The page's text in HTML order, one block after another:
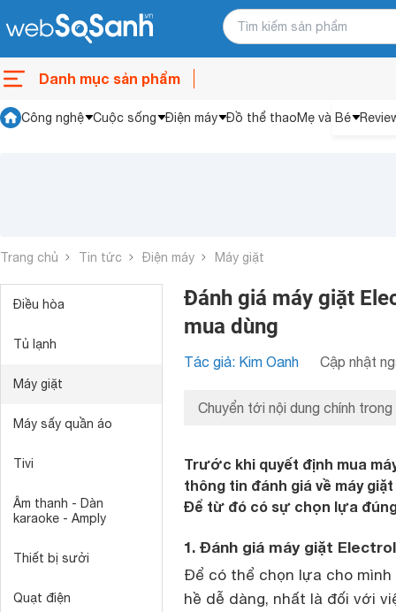
Danh mục sản phẩm
Công nghệ Cuộc sống Điện máy Đồ thể thaoMẹ và Bé
Trang chủ Tin tức Điện máy Máy giặt
Điều hòa
Tủ lạnh
Máy giặt
Máy sấy quần áo
Tivi
Âm thanh - Dàn
karaoke - Amply
Thiết bị sưởi
Quạt điện
Đánh giá máy giặt
mua dùng
Tác giả: Kim Oanh Cập nhật
Chuyển tới nội dung chính trong
Trước khi quyết định mua
thông tin đánh giá về máy
Để từ đó có sự chọn lựa
1. Đánh giá máy giặt
Để có thể chọn lựa cho
hề dễ dàng, nhất là đối với